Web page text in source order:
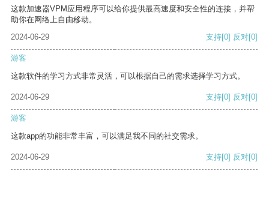
这款加速器VPM应用程序可以给你提供最高速度和安全性的连接，并帮
助你在网络上自由移动。
2024-06-29
支持[0] 反对[0]
游客
这款软件的学习方式非常灵活，可以根据自己的需求选择学习方式。
2024-06-29 支持[0] 反对[0]
游客
这款app的功能非常丰富，可以满足我不同的社交需求。
2024-06-29 支持[0] 反对[0]